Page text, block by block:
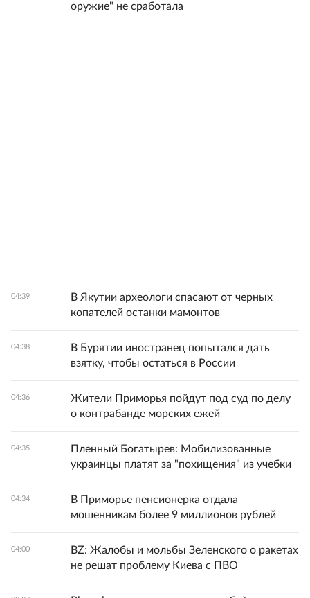
оружие" не сработала
04:39
В Якутии археологи спасают от черных
копателей останки мамонтов
04:38
В Бурятии иностранец попытался дать
взятку, чтобы остаться в России
04:36
Жители Приморья пойдут под суд по делу
о контрабанде морских ежей
04:35
Пленный Богатырев: Мобилизованные
украинцы платят за "похищения" из учебки
04:34
В Приморье пенсионерка отдала
мошенникам более 9 миллионов рублей
04:00
BZ: Жалобы и мольбы Зеленского о ракетах
не решат проблему Киева с ПВО